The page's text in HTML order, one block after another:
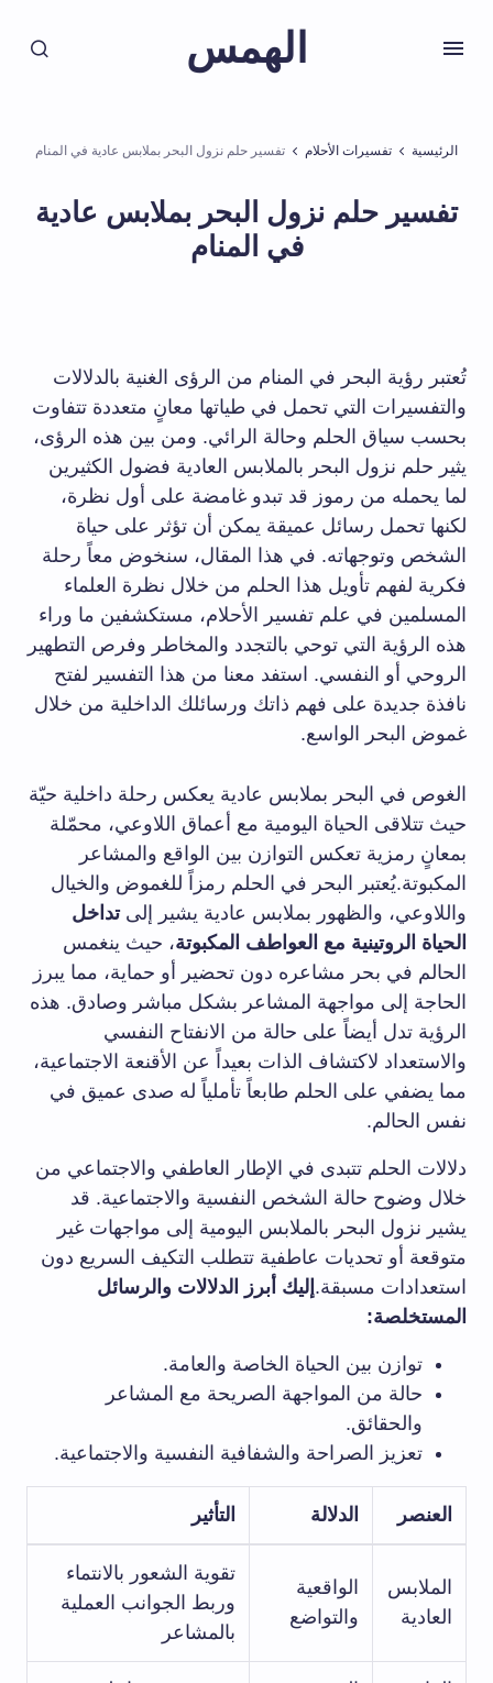
الهمس
الرئيسية تفسيرات الأحلام تفسير حلم نزول البحر بملابس عادية في المنام
تفسير حلم نزول البحر بملابس عادية
في المنام
تُعتبر رؤية البحر في المنام من الرؤى الغنية بالدلالات
والتفسيرات التي تحمل في طياتها معانٍ متعددة تتفاوت
بحسب سياق الحلم وحالة الرائي. ومن بين هذه الرؤى،
يثير حلم نزول البحر بالملابس العادية فضول الكثيرين
لما يحمله من رموز قد تبدو غامضة على أول نظرة،
لكنها تحمل رسائل عميقة يمكن أن تؤثر على حياة
الشخص وتوجهاته. في هذا المقال، سنخوض معاً رحلة
فكرية لفهم تأويل هذا الحلم من خلال نظرة العلماء
المسلمين في علم تفسير الأحلام، مستكشفين ما وراء
هذه الرؤية التي توحي بالتجدد والمخاطر وفرص التطهير
الروحي أو النفسي. استفد معنا من هذا التفسير لفتح
نافذة جديدة على فهم ذاتك ورسائلك الداخلية من خلال
غموض البحر الواسع.
الغوص في البحر بملابس عادية يعكس رحلة داخلية حيّة
حيث تتلاقى الحياة اليومية مع أعماق اللاوعي، محمّلة
بمعانٍ رمزية تعكس التوازن بين الواقع والمشاعر
المكبوتة.يُعتبر البحر في الحلم رمزاً للغموض والخيال
واللاوعي، والظهور بملابس عادية يشير إلىتداخل
الحياة الروتينية مع العواطف المكبوتة، حيث ينغمس
الحالم في بحر مشاعره دون تحضير أو حماية، مما يبرز
الحاجة إلى مواجهة المشاعر بشكل مباشر وصادق. هذه
الرؤية تدل أيضاً على حالة من الانفتاح النفسي
والاستعداد لاكتشاف الذات بعيداً عن الأقنعة الاجتماعية،
مما يضفي على الحلم طابعاً تأملياً له صدى عميق في
نفس الحالم.
دلالات الحلم تتبدى في الإطار العاطفي والاجتماعي من
خلال وضوح حالة الشخص النفسية والاجتماعية. قد
يشير نزول البحر بالملابس اليومية إلى مواجهات غير
متوقعة أو تحديات عاطفية تتطلب التكيف السريع دون
استعدادات مسبقة. إليك أبرز الدلالات والرسائل
المستخلصة:
توازن بين الحياة الخاصة والعامة.
حالة من المواجهة الصريحة مع المشاعر
والحقائق.
تعزيز الصراحة والشفافية النفسية والاجتماعية.
العنصر الدلالة التأثير
الملابس
العادية
الواقعية
والتواضع
تقوية الشعور بالانتماء
وربط الجوانب العملية
بالمشاعر